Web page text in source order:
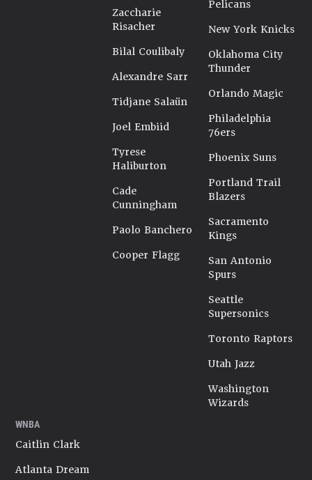
Zaccharie
Risacher
Bilal Coulibaly
Alexandre Sarr
Tidjane Salaün
Joel Embiid
Tyrese
Haliburton
Cade
Cunningham
Paolo Banchero
Cooper Flagg
Pelicans
New York Knicks
Oklahoma City
Thunder
Orlando Magic
Philadelphia
76ers
Phoenix Suns
Portland Trail
Blazers
Sacramento
Kings
San Antonio
Spurs
Seattle
Supersonics
Toronto Raptors
Utah Jazz
Washington
Wizards
WNBA
Caitlin Clark
Atlanta Dream